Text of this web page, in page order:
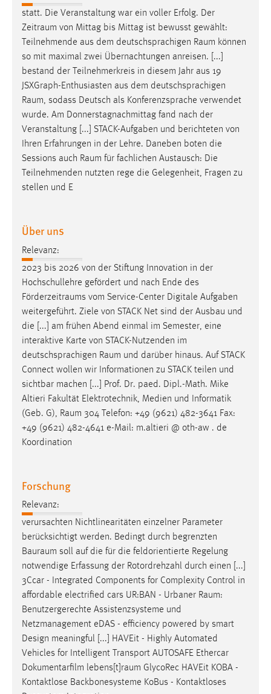
statt. Die Veranstaltung war ein voller Erfolg. Der
Zeitraum von Mittag bis Mittag ist bewusst gewählt:
Teilnehmende aus dem deutschsprachigen Raum können
so mit maximal zwei Übernachtungen anreisen. [...]
bestand der Teilnehmerkreis in diesem Jahr aus 19
JSXGraph-Enthusiasten aus dem deutschsprachigen
Raum, sodass Deutsch als Konferenzsprache verwendet
wurde. Am Donnerstagnachmittag fand nach der
Veranstaltung [...] STACK-Aufgaben und berichteten von
Ihren Erfahrungen in der Lehre. Daneben boten die
Sessions auch Raum für fachlichen Austausch: Die
Teilnehmenden nutzten rege die Gelegenheit, Fragen zu
stellen und E
Über uns
Relevanz:
2023 bis 2026 von der Stiftung Innovation in der
Hochschullehre gefördert und nach Ende des
Förderzeitraums vom Service-Center Digitale Aufgaben
weitergeführt. Ziele von STACK Net sind der Ausbau und
die [...] am frühen Abend einmal im Semester, eine
interaktive Karte von STACK-Nutzenden im
deutschsprachigen Raum und darüber hinaus. Auf STACK
Connect wollen wir Informationen zu STACK teilen und
sichtbar machen [...] Prof. Dr. paed. Dipl.-Math. Mike
Altieri Fakultät Elektrotechnik, Medien und Informatik
(Geb. G), Raum 304 Telefon: +49 (9621) 482-3641 Fax:
+49 (9621) 482-4641 e-Mail: m.altieri @ oth-aw . de
Koordination
Forschung
Relevanz:
verursachten Nichtlinearitäten einzelner Parameter
berücksichtigt werden. Bedingt durch begrenzten
Bauraum soll auf die für die feldorientierte Regelung
notwendige Erfassung der Rotordrehzahl durch einen [...]
3Ccar - Integrated Components for Complexity Control in
affordable electrified cars UR:BAN - Urbaner Raum:
Benutzergerechte Assistenzsysteme und
Netzmanagement eDAS - efficiency powered by smart
Design meaningful [...] HAVEit - Highly Automated
Vehicles for Intelligent Transport AUTOSAFE Ethercar
Dokumentarfilm lebens[t]raum GlycoRec HAVEit KOBA -
Kontaktlose Backbonesysteme KoBus - Kontaktloses
EXTERNE MEDIEN
Um Inhalte von Videoplattformen und Social Media
Plattformen anzeigen zu können, werden von diesen
externen Medien Cookies gesetzt.
YouTube
Vimeo